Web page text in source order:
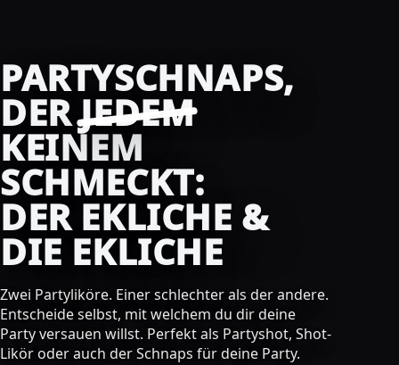
PARTYSCHNAPS,
DERJEDEM
KEINEM
SCHMECKT:
DER EKLICHE &
DIE EKLICHE
Zwei Partyliköre. Einer schlechter als der andere.
Entscheide selbst, mit welchem du dir deine
Party versauen willst. Perfekt als Partyshot, Shot-
Likör oder auch der Schnaps für deine Party.